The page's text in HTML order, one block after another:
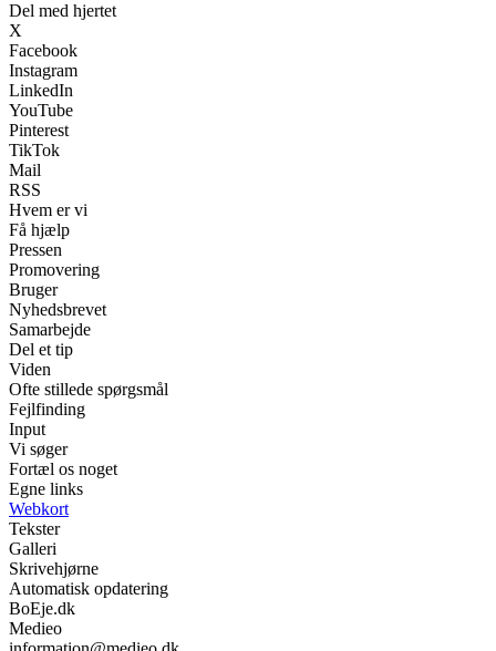
Del med hjertet
X
Facebook
Instagram
LinkedIn
YouTube
Pinterest
TikTok
Mail
RSS
Hvem er vi
Få hjælp
Pressen
Promovering
Bruger
Nyhedsbrevet
Samarbejde
Del et tip
Viden
Ofte stillede spørgsmål
Fejlfinding
Input
Vi søger
Fortæl os noget
Egne links
Webkort
Tekster
Galleri
Skrivehjørne
Automatisk opdatering
BoEje.dk
Medieo